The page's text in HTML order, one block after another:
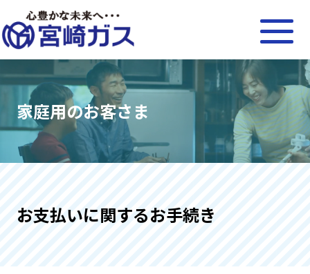
家庭用のお客さま
お支払いに関するお手続き